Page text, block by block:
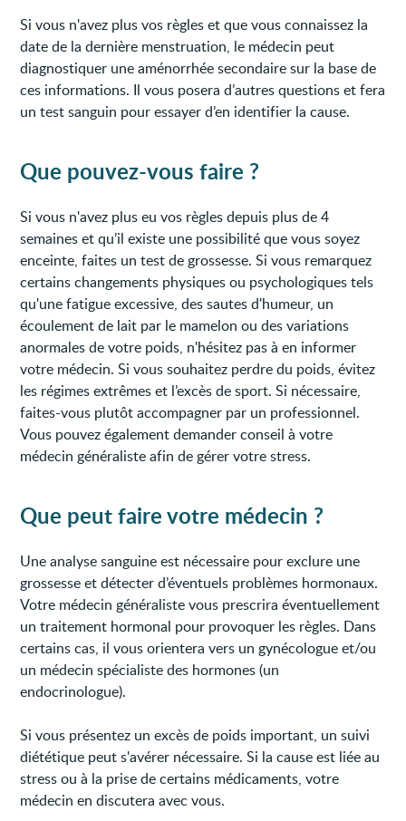
Si vous n'avez plus vos règles et que vous connaissez la
date de la dernière menstruation, le médecin peut
diagnostiquer une aménorrhée secondaire sur la base de
ces informations. Il vous posera d’autres questions et fera
un test sanguin pour essayer d’en identifier la cause.
Que pouvez-vous faire ?
Si vous n'avez plus eu vos règles depuis plus de 4
semaines et qu’il existe une possibilité que vous soyez
enceinte, faites un test de grossesse. Si vous remarquez
certains changements physiques ou psychologiques tels
qu'une fatigue excessive, des sautes d'humeur, un
écoulement de lait par le mamelon ou des variations
anormales de votre poids, n'hésitez pas à en informer
votre médecin. Si vous souhaitez perdre du poids, évitez
les régimes extrêmes et l’excès de sport. Si nécessaire,
faites-vous plutôt accompagner par un professionnel.
Vous pouvez également demander conseil à votre
médecin généraliste afin de gérer votre stress.
Que peut faire votre médecin ?
Une analyse sanguine est nécessaire pour exclure une
grossesse et détecter d’éventuels problèmes hormonaux.
Votre médecin généraliste vous prescrira éventuellement
un traitement hormonal pour provoquer les règles. Dans
certains cas, il vous orientera vers un gynécologue et/ou
un médecin spécialiste des hormones (un
endocrinologue).
Si vous présentez un excès de poids important, un suivi
diététique peut s'avérer nécessaire. Si la cause est liée au
stress ou à la prise de certains médicaments, votre
médecin en discutera avec vous.